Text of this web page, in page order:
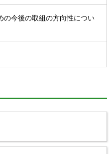
の今後の取組の方向性につい